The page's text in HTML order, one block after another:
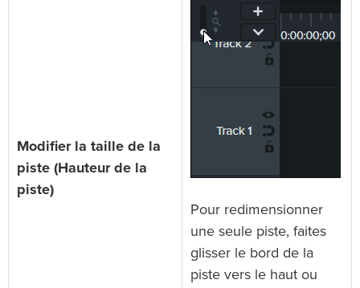
Modifier la taille de la
piste (Hauteur de la
piste)
Pour redimensionner
une seule piste, faites
glisser le bord de la
piste vers le haut ou